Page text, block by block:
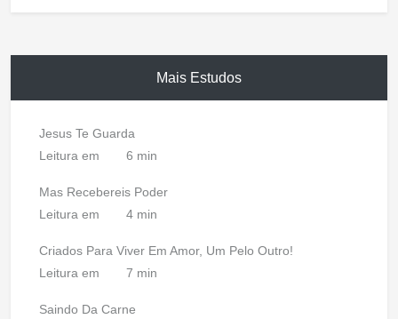
Mais Estudos
Jesus Te Guarda
Leitura em
6 min
Mas Recebereis Poder
Leitura em
4 min
Criados Para Viver Em Amor, Um Pelo Outro!
Leitura em
7 min
Saindo Da Carne